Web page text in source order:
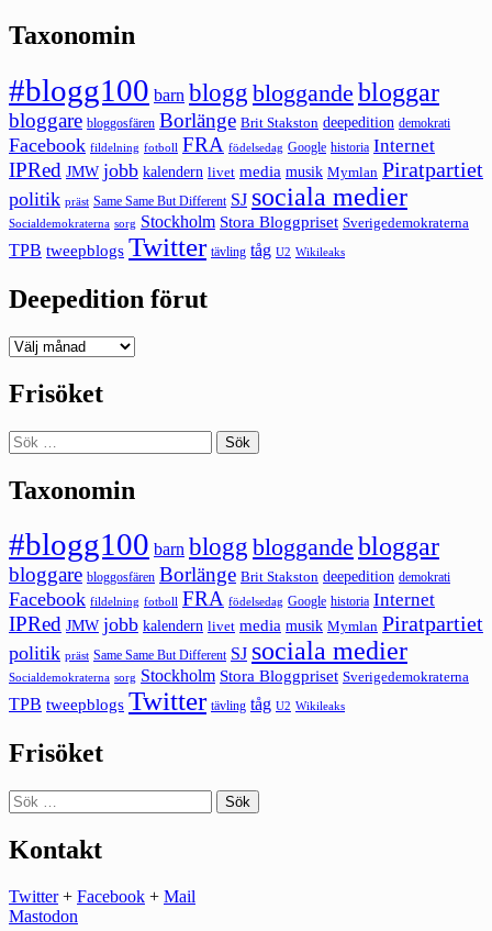
Taxonomin
#blogg100 barn blogg bloggande bloggar
bloggare bloggosfären Borlänge Brit Stakston deepedition demokrati
Facebook fildelning fotboll FRA födelsedag Google historia Internet
IPRed JMW jobb kalendern livet media musik Mymlan Piratpartiet
politik präst Same Same But Different SJ sociala medier
Socialdemokraterna sorg Stockholm Stora Bloggpriset Sverigedemokraterna
TPB tweepblogs Twitter tävling tåg U2 Wikileaks
Deepedition förut
Deepedition
Frisöket
Sök
efter:
Taxonomin
#blogg100 barn blogg bloggande bloggar
bloggare bloggosfären Borlänge Brit Stakston deepedition demokrati
Facebook fildelning fotboll FRA födelsedag Google historia Internet
IPRed JMW jobb kalendern livet media musik Mymlan Piratpartiet
politik präst Same Same But Different SJ sociala medier
Socialdemokraterna sorg Stockholm Stora Bloggpriset Sverigedemokraterna
TPB tweepblogs Twitter tävling tåg U2 Wikileaks
Frisöket
Sök
efter:
Kontakt
Twitter+ Facebook + Mail
Mastodon